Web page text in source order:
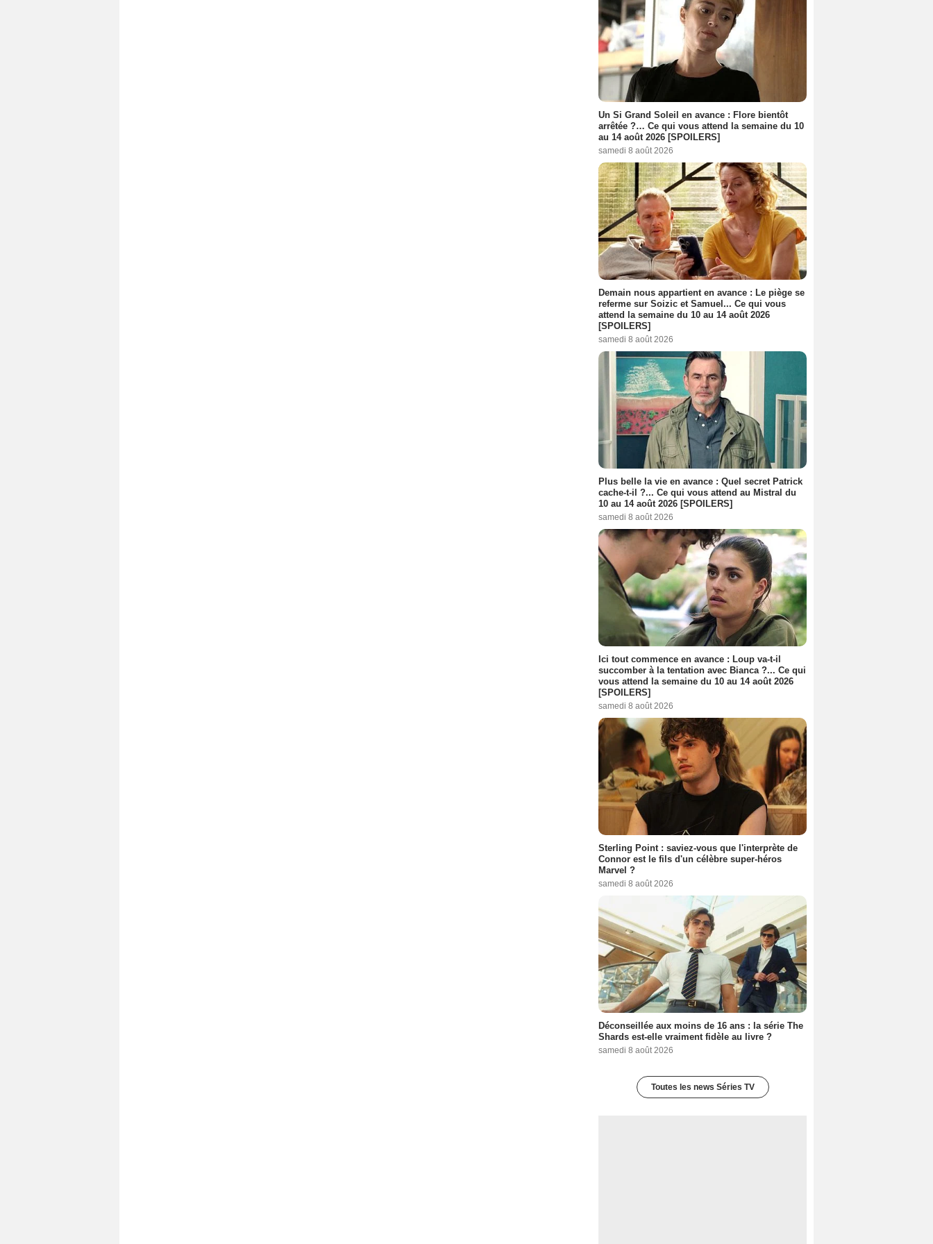
Un Si Grand Soleil en avance : Flore bientôt
arrêtée ?… Ce qui vous attend la semaine du 10
au 14 août 2026 [SPOILERS]
samedi 8 août 2026
Demain nous appartient en avance : Le piège se
referme sur Soizic et Samuel... Ce qui vous
attend la semaine du 10 au 14 août 2026
[SPOILERS]
samedi 8 août 2026
Plus belle la vie en avance : Quel secret Patrick
cache-t-il ?... Ce qui vous attend au Mistral du
10 au 14 août 2026 [SPOILERS]
samedi 8 août 2026
Ici tout commence en avance : Loup va-t-il
succomber à la tentation avec Bianca ?... Ce qui
vous attend la semaine du 10 au 14 août 2026
[SPOILERS]
samedi 8 août 2026
Sterling Point : saviez-vous que l'interprète de
Connor est le fils d'un célèbre super-héros
Marvel ?
samedi 8 août 2026
Déconseillée aux moins de 16 ans : la série The
Shards est-elle vraiment fidèle au livre ?
samedi 8 août 2026
Toutes les news Séries TV